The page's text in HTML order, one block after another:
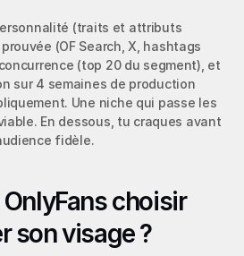
(traits et attributs
(OF Search, X, hashtags
(top 20 du segment), et
sur 4 semaines de production
Une niche qui passe les
En dessous, tu craques avant
fidèle.
choisir
son visage ?